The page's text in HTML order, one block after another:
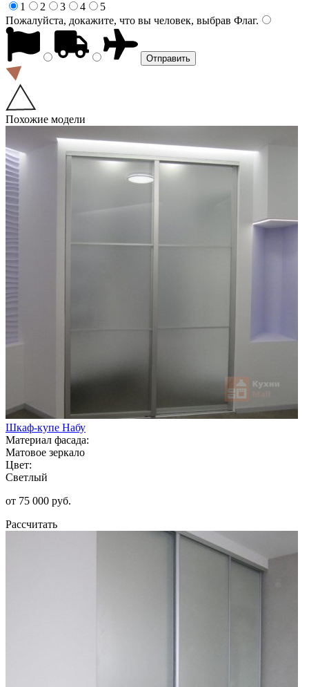
1
2 3 4
5
Пожалуйста, докажите, что вы человек, выбрав Флаг.
Похожие модели
Шкаф-купе Набу
Материал фасада:
Матовое зеркало
Цвет:
Светлый
от 75 000 руб.
Рассчитать